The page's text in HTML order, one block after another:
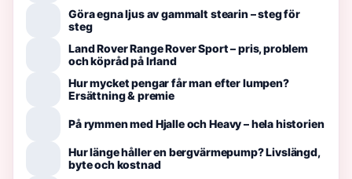
Göra egna ljus av gammalt stearin – steg för
steg
Land Rover Range Rover Sport – pris, problem
och köpråd på Irland
Hur mycket pengar får man efter lumpen?
Ersättning & premie
På rymmen med Hjalle och Heavy – hela historien
Hur länge håller en bergvärmepump? Livslängd,
byte och kostnad